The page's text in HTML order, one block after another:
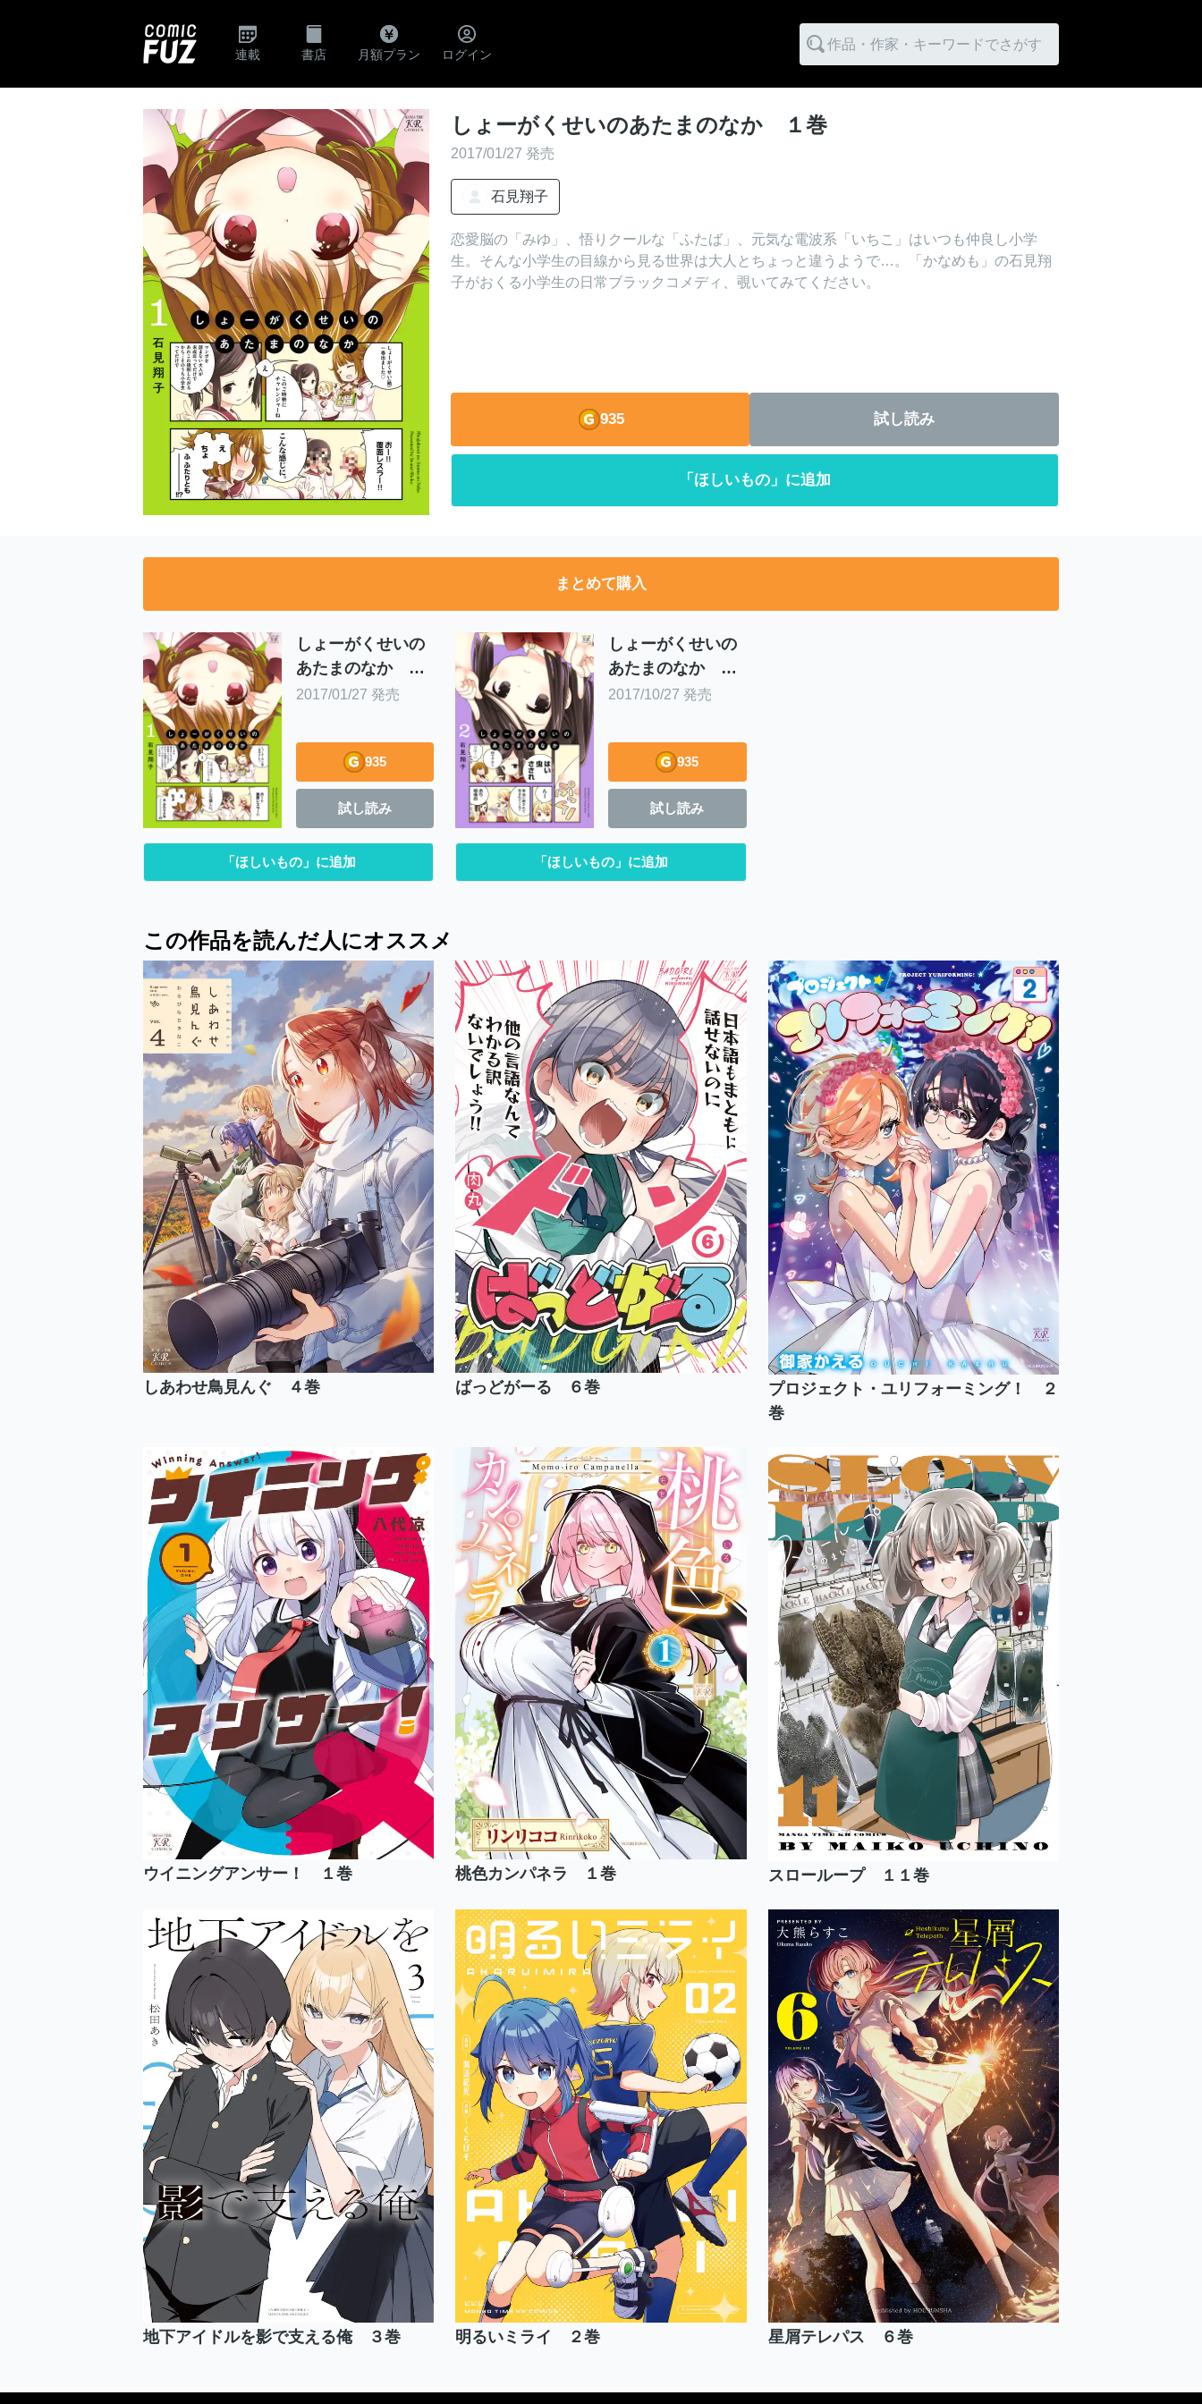
連載 書店 月額プラン ログイン
作品・作家・キーワードでさがす
しょーがくせいのあたまのなか １巻
2017/01/27 発売
石見翔子
恋愛脳の「みゆ」、悟りクールな「ふたば」、元気な電波系「いちこ」はいつも仲良し小学
生。そんな小学生の目線から見る世界は大人とちょっと違うようで…。「かなめも」の石見翔
子がおくる小学生の日常ブラックコメディ、覗いてみてください。
935 試し読み
「ほしいもの」に追加
まとめて購入
しょーがくせいの
あたまのなか １
巻
2017/01/27 発売
935
試し読み
「ほしいもの」に追加
しょーがくせいの
あたまのなか ２
巻
2017/10/27 発売
935
試し読み
「ほしいもの」に追加
この作品を読んだ人にオススメ
しあわせ鳥見んぐ ４巻 ばっどがーる ６巻
プロジェクト・ユリフォーミング！ ２
巻
ウイニングアンサー！ １巻 桃色カンパネラ １巻 スローループ １１巻
地下アイドルを影で支える俺 ３巻 明るいミライ ２巻 星屑テレパス ６巻